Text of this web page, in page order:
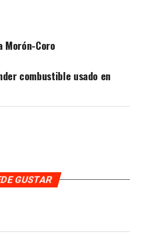
Morón-Coro
combustible usado en
GUSTAR